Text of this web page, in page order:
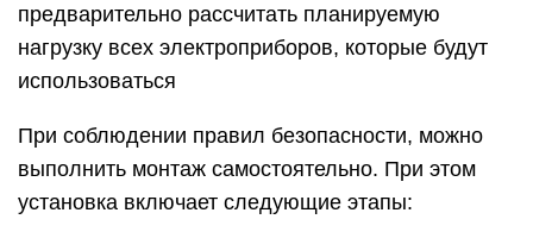
предварительно рассчитать планируемую
нагрузку всех электроприборов, которые будут
использоваться
При соблюдении правил безопасности, можно
выполнить монтаж самостоятельно. При этом
установка включает следующие этапы: